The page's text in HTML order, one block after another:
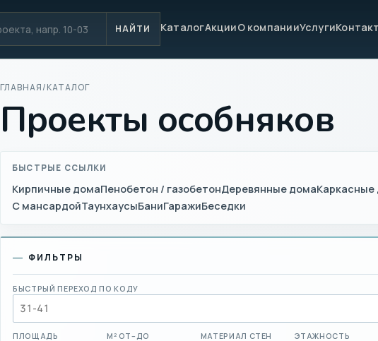
НАЙТИ КаталогАкцииО компанииУслуги
ГЛАВНАЯ/КАТАЛОГ
Проекты особняков
БЫСТРЫЕ ССЫЛКИ
Кирпичные домаПенобетон / газобетонДеревянные домаКаркасные
С мансардойТаунхаусыБаниГаражиБеседки
ФИЛЬТРЫ
БЫСТРЫЙ ПЕРЕХОД ПО КОДУ
ПЛОЩАДЬ М² ОТ–ДО МАТЕРИАЛ СТЕН ЭТАЖНОСТЬ